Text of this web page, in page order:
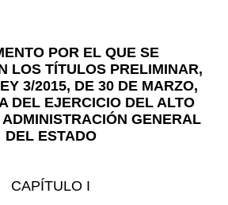
POR EL QUE SE
LOS TÍTULOS PRELIMINAR,
3/2015, DE 30 DE MARZO,
DEL EJERCICIO DEL ALTO
GENERAL
DEL ESTADO
CAPÍTULO I